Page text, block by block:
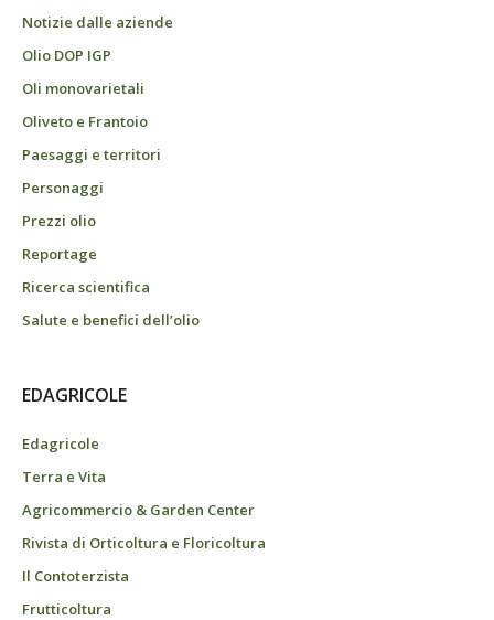
Notizie dalle aziende
Olio DOP IGP
Oli monovarietali
Oliveto e Frantoio
Paesaggi e territori
Personaggi
Prezzi olio
Reportage
Ricerca scientifica
Salute e benefici dell’olio
EDAGRICOLE
Edagricole
Terra e Vita
Agricommercio & Garden Center
Rivista di Orticoltura e Floricoltura
Il Contoterzista
Frutticoltura